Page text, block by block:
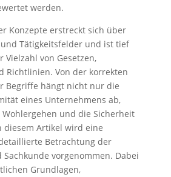
werden.
Konzepte erstreckt sich über
Tätigkeitsfelder und ist tief
von Gesetzen,
Richtlinien. Von der korrekten
Begriffe hängt nicht nur die
eines Unternehmens ab,
und die Sicherheit
Artikel wird eine
Betrachtung der
Sachkunde vorgenommen. Dabei
Grundlagen,